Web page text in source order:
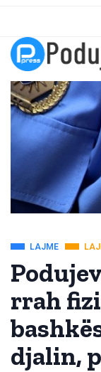
LAJME
rrah
djalin,